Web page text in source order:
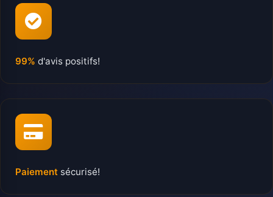
99% d'avis positifs!
Paiement sécurisé!